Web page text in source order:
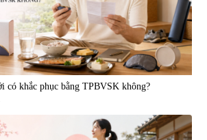
Shoji
Viên uống hỗ trợ cải thiện thoát
có khắc phục bằng TPBVSK không?